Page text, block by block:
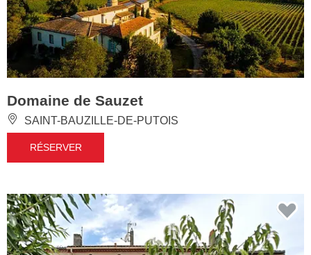
Domaine de Sauzet
SAINT-BAUZILLE-DE-PUTOIS
RÉSERVER